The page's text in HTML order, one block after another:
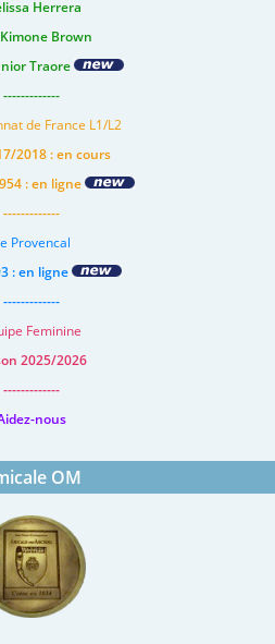
Herrera
Kimone Brown
Traore
-------------
de France L1/L2
2018 : en cours
: en ligne
-------------
Provencal
: en ligne
-------------
Feminine
2025/2026
-------------
nous
OM